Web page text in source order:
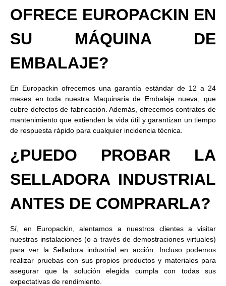
OFRECE EUROPACKIN EN
SU MÁQUINA DE
EMBALAJE?
En Europackin ofrecemos una garantía estándar de 12 a 24
meses en toda nuestra Maquinaria de Embalaje nueva, que
cubre defectos de fabricación. Además, ofrecemos contratos de
mantenimiento que extienden la vida útil y garantizan un tiempo
de respuesta rápido para cualquier incidencia técnica.
¿PUEDO PROBAR LA
SELLADORA INDUSTRIAL
ANTES DE COMPRARLA?
Sí, en Europackin, alentamos a nuestros clientes a visitar
nuestras instalaciones (o a través de demostraciones virtuales)
para ver la Selladora industrial en acción. Incluso podemos
realizar pruebas con sus propios productos y materiales para
asegurar que la solución elegida cumpla con todas sus
expectativas de rendimiento.